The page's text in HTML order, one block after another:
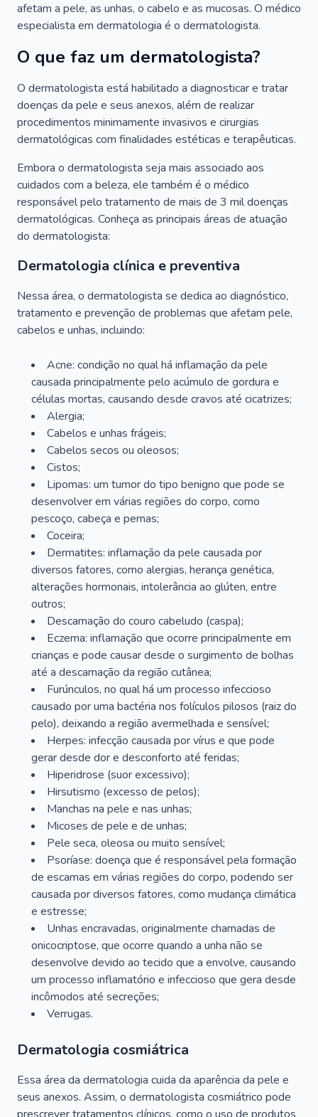
afetam a pele, as unhas, o cabelo e as mucosas. O médico
especialista em dermatologia é o dermatologista.
O que faz um dermatologista?
O dermatologista está habilitado a diagnosticar e tratar
doenças da pele e seus anexos, além de realizar
procedimentos minimamente invasivos e cirurgias
dermatológicas com finalidades estéticas e terapêuticas.
Embora o dermatologista seja mais associado aos
cuidados com a beleza, ele também é o médico
responsável pelo tratamento de mais de 3 mil doenças
dermatológicas. Conheça as principais áreas de atuação
do dermatologista:
Dermatologia clínica e preventiva
Nessa área, o dermatologista se dedica ao diagnóstico,
tratamento e prevenção de problemas que afetam pele,
cabelos e unhas, incluindo:
Acne: condição no qual há inflamação da pele
causada principalmente pelo acúmulo de gordura e
células mortas, causando desde cravos até cicatrizes;
Alergia;
Cabelos e unhas frágeis;
Cabelos secos ou oleosos;
Cistos;
Lipomas: um tumor do tipo benigno que pode se
desenvolver em várias regiões do corpo, como
pescoço, cabeça e pernas;
Coceira;
Dermatites: inflamação da pele causada por
diversos fatores, como alergias, herança genética,
alterações hormonais, intolerância ao glúten, entre
outros;
Descamação do couro cabeludo (caspa);
Eczema: inflamação que ocorre principalmente em
crianças e pode causar desde o surgimento de bolhas
até a descamação da região cutânea;
Furúnculos, no qual há um processo infeccioso
causado por uma bactéria nos folículos pilosos (raiz do
pelo), deixando a região avermelhada e sensível;
Herpes: infecção causada por vírus e que pode
gerar desde dor e desconforto até feridas;
Hiperidrose (suor excessivo);
Hirsutismo (excesso de pelos);
Manchas na pele e nas unhas;
Micoses de pele e de unhas;
Pele seca, oleosa ou muito sensível;
Psoríase: doença que é responsável pela formação
de escamas em várias regiões do corpo, podendo ser
causada por diversos fatores, como mudança climática
e estresse;
Unhas encravadas, originalmente chamadas de
onicocriptose, que ocorre quando a unha não se
desenvolve devido ao tecido que a envolve, causando
um processo inflamatório e infeccioso que gera desde
incômodos até secreções;
Verrugas.
Dermatologia cosmiátrica
Essa área da dermatologia cuida da aparência da pele e
seus anexos. Assim, o dermatologista cosmiátrico pode